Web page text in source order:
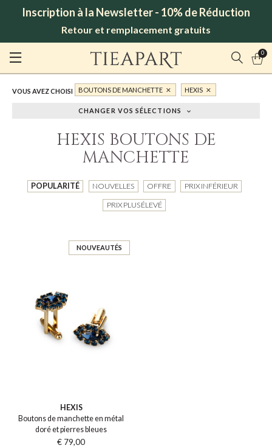
Inscription à la Newsletter - 10% de Réduction
Retour et remplacement gratuits
0
VOUS AVEZ CHOISI BOUTONS DE MANCHETTE HEXIS
CHANGER VOS SÉLECTIONS
HEXIS BOUTONS DE
MANCHETTE
POPULARITÉ NOUVELLES OFFRE PRIX INFÉRIEUR
PRIX PLUS ÉLEVÉ
NOUVEAUTÉS
HEXIS
Boutons de manchette en métal
doré et pierres bleues
€ 79,00